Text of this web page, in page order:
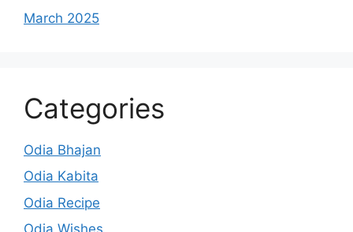
March 2025
Categories
Odia Bhajan
Odia Kabita
Odia Recipe